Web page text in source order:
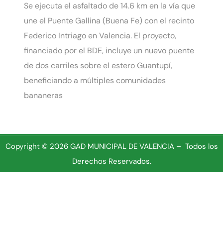
Se ejecuta el asfaltado de 14.6 km en la vía que
une el Puente Gallina (Buena Fe) con el recinto
Federico Intriago en Valencia. El proyecto,
financiado por el BDE, incluye un nuevo puente
de dos carriles sobre el estero Guantupí,
beneficiando a múltiples comunidades
bananeras
Copyright © 2026 GAD MUNICIPAL DE VALENCIA – Todos los
Derechos Reservados.